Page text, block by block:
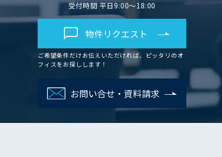
受付時間 平日9:00～18:00
物件リクエスト
ご希望条件だけお伝えいただければ、ピッタリのオ
フィスをお探しします！
お問い合せ・資料請求